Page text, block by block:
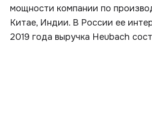
мощности компании по
Китае, Индии. В России ее
2019 года выручка Heubach